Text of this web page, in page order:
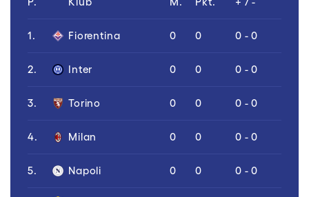
1. Fiorentina 0 0 0 - 0
2. Inter 0 0 0 - 0
3. Torino 0 0 0 - 0
4. Milan 0 0 0 - 0
5. Napoli 0 0 0 - 0